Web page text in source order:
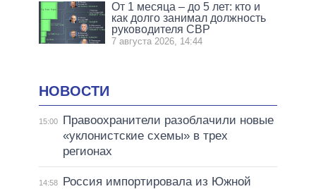
От 1 месяца – до 5 лет: кто и
как долго занимал должность
руководителя СВР
7 августа 2026, 14:44
НОВОСТИ
15:00
Правоохранители разоблачили новые
«уклонистские схемы» в трех
регионах
14:58
Россия импортировала из Южной